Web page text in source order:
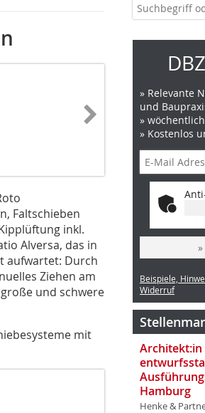
Faltschieben
inkl.
Alversa, das in
aufwartet: Durch
Ziehen am
und schwere
mit
» Relevante
und
» wöchentlich
» Kostenlos
Beispiele,
Widerruf
Hamburg
Henke &